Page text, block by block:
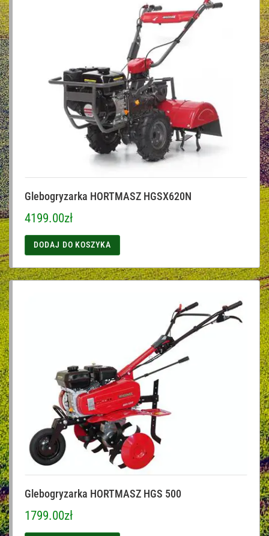
Glebogryzarka HORTMASZ HGSX620N
4199.00zł
DODAJ DO KOSZYKA
Glebogryzarka HORTMASZ HGS 500
1799.00zł